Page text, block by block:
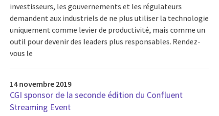
investisseurs, les gouvernements et les régulateurs
demandent aux industriels de ne plus utiliser la technologie
uniquement comme levier de productivité, mais comme un
outil pour devenir des leaders plus responsables. Rendez-
vous le
14 novembre 2019
CGI sponsor de la seconde édition du Confluent
Streaming Event